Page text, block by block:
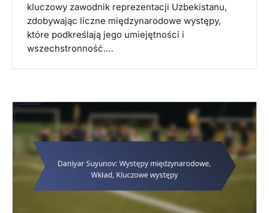
kluczowy zawodnik reprezentacji Uzbekistanu,
zdobywając liczne międzynarodowe występy,
które podkreślają jego umiejętności i
wszechstronność.…